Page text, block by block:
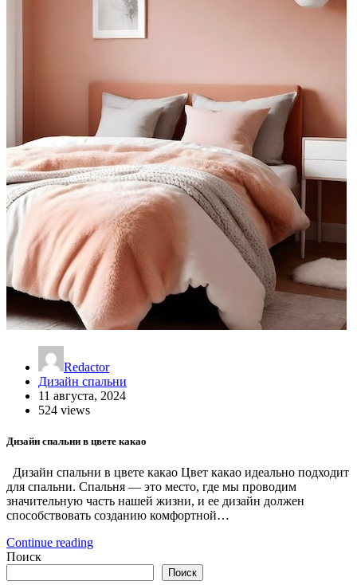
Redactor
Дизайн спальни
11 августа, 2024
524 views
Дизайн спальни в цвете какао
Дизайн спальни в цвете какао Цвет какао идеально подходит
для спальни. Спальня — это место, где мы проводим
значительную часть нашей жизни, и ее дизайн должен
способствовать созданию комфортной…
Continue reading
Поиск
Поиск